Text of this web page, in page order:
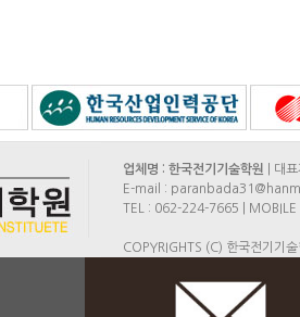
업체명 : 한국전기기술학원
| 대
E-mail :
TEL : 062-224-7665 | MOBILE
COPYRIGHTS (C) 한국전기기